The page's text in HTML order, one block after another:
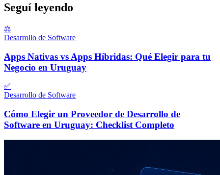
Seguí leyendo
⚖️
Desarrollo de Software
Apps Nativas vs Apps Híbridas: Qué Elegir para tu
Negocio en Uruguay
✅
Desarrollo de Software
Cómo Elegir un Proveedor de Desarrollo de
Software en Uruguay: Checklist Completo